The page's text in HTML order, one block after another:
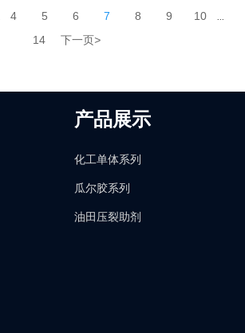
4 5 6 7 8 9 10 ...
14 下一页>
产品展示
化工单体系列
瓜尔胶系列
油田压裂助剂